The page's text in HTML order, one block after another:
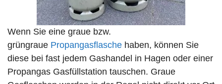
Wenn Sie eine graue bzw.
grüngraue Propangasflasche haben, können Sie
diese bei fast jedem Gashandel in Hagen oder einer
Propangas Gasfüllstation tauschen. Graue